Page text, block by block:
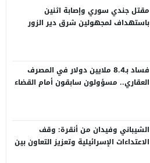
مقتل جندي سوري وإصابة اثنين
باستهداف لمجهولين شرق دير الزور
فساد بـ8.4 ملايين دولار في المصرف
العقاري.. مسؤولون سابقون أمام القضاء
الشيباني وفيدان من أنقرة: وقف
الاعتداءات الإسرائيلية وتعزيز التعاون بين